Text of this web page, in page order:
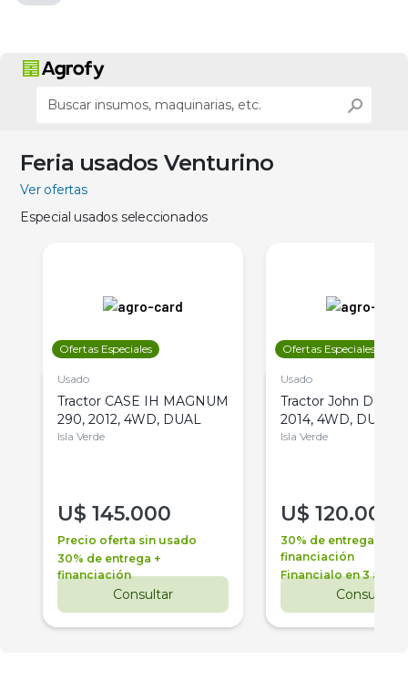
Feria usados Venturino
Ver ofertas
Especial usados seleccionados
Ofertas Especiales
Usado
Tractor CASE IH MAGNUM
290, 2012, 4WD, DUAL
Isla Verde
U$ 145.000
Precio oferta sin usado
30% de entrega +
financiación
Consultar
Ofertas Especiales
Usado
Tractor John Deere
2014, 4WD, DUAL
Isla Verde
U$ 120.000
30% de entrega +
financiación
Financialo en 3 años
Consultar